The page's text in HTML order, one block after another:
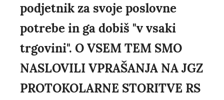
podjetnik za svoje poslovne
potrebe in ga dobiš "v vsaki
trgovini". O VSEM TEM SMO
NASLOVILI VPRAŠANJA NA JGZ
PROTOKOLARNE STORITVE RS